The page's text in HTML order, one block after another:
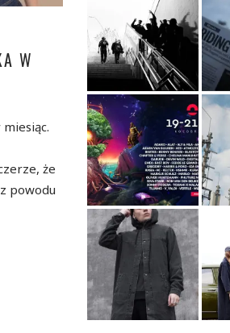
W
że
powodu